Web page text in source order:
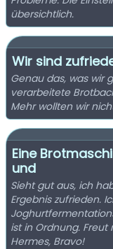
übersichtlich.
Wir sind
Genau das, was wir
verarbeitete
Mehr wollten wir
Eine
und
Sieht gut aus, ich
Ergebnis zufrieden.
ist in Ordnung.
Hermes, Bravo!